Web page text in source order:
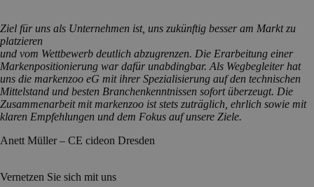
Ziel für uns als Unternehmen ist, uns zukünftig besseram Markt zu
platzieren
und vom Wettbewerb deutlich abzugrenzen. Die Erarbeitung einer
Markenpositionierung wardafür unabdingbar. Als Wegbegleiterhat
uns die markenzoo eG mit ihrer Spezialisierung auf den technischen
Mittelstand und besten Branchenkenntnissen sofort überzeugt. Die
Zusammenarbeit mitmarkenzoo iststets zuträglich ehrlich sowie mit
klaren Empfehlungen und dem Fokus aufunsere Ziele.
Anett Müller – CE cideon Dresden
Vernetzen Sie sich mit uns